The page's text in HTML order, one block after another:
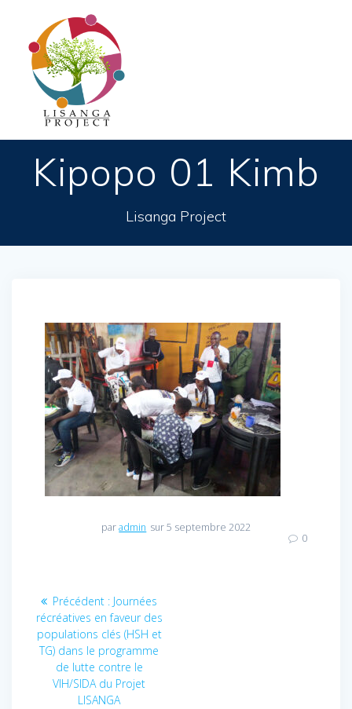
Kipopo 01 Kimb
Lisanga Project
paradmin sur 5 septembre 2022
0
Navigation
de
l’article
Précédent : Article
précédent
:
Journées
récréatives en faveur des
populations clés (HSH et
TG) dans le programme
de lutte contre le
VIH/SIDA du Projet
LISANGA